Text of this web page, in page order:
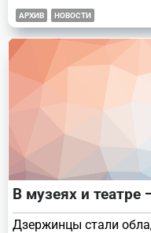
АРХИВ НОВОСТИ
В музеях и театре
Дзержинцы стали